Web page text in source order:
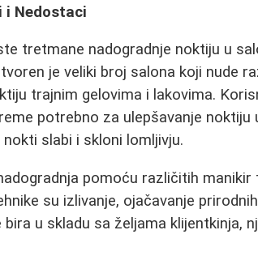
i Nedostaci
tretmane nadogradnje noktiju u
je veliki broj salona koji nude
trajnim gelovima i lakovima.
potrebno za ulepšavanje noktiju
slabi i skloni lomljivju.
pomoću različitih manikir
su izlivanje, ojačavanje
u skladu sa željama klijentkinja,